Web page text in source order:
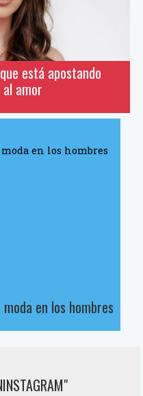
está apostando
amor
en los hombres